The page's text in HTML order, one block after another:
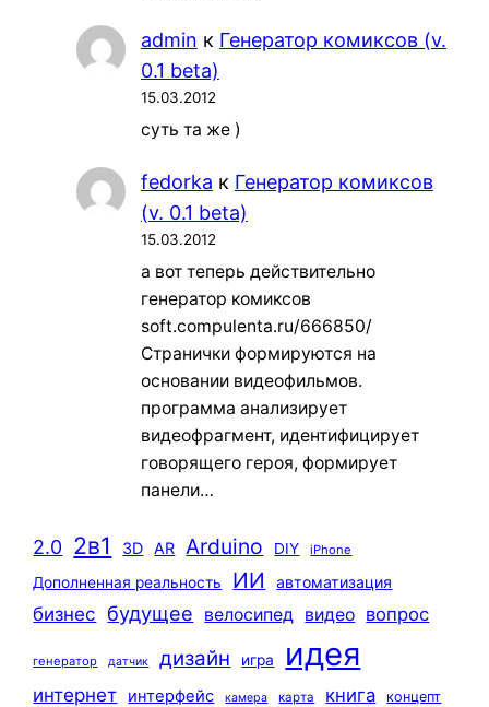
admin к Генератор комиксов (v.
0.1 beta)
15.03.2012
суть та же )
fedorka к Генератор комиксов
(v. 0.1 beta)
15.03.2012
а вот теперь действительно
генератор комиксов
soft.compulenta.ru/666850/
Странички формируются на
основании видеофильмов.
программа анализирует
видеофрагмент, идентифицирует
говорящего героя, формирует
панели…
2.0 2в1 3D AR Arduino DIY iPhone
Дополненная реальность ИИ автоматизация
бизнес будущее велосипед видео вопрос
генератор датчик дизайн игра идея
интернет интерфейс камера карта книга
концепт